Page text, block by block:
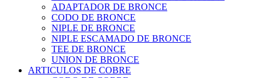
ADAPTADOR DE BRONCE
CODO DE BRONCE
NIPLE DE BRONCE
NIPLE ESCAMADO DE BRONCE
TEE DE BRONCE
UNION DE BRONCE
ARTICULOS DE COBRE